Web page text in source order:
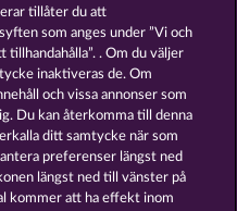
BEAUTIFUL NATURE
Avtryck
tillåter du att
som anges under ”Vi och
tillhandahålla”. . Om du väljer
inaktiveras de. Om
och vissa annonser som
Du kan återkomma till denna
ditt samtycke när som
preferenser längst ned
längst ned till vänster på
kommer att ha effekt inom